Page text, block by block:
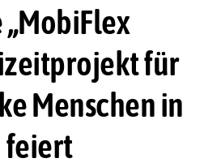
für
Menschen in
feiert